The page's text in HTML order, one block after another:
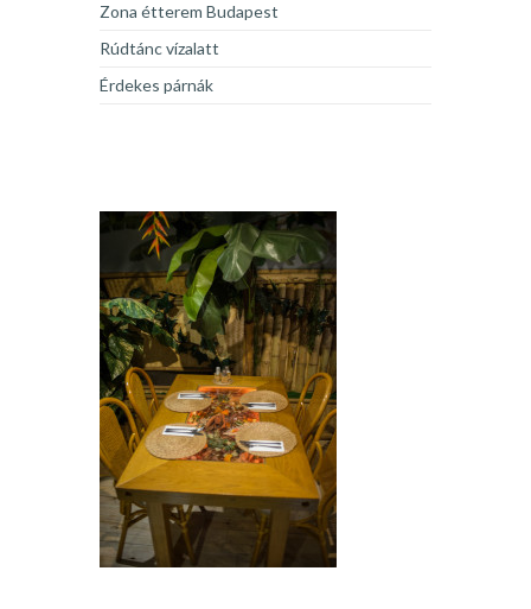
Zona étterem Budapest
Rúdtánc vízalatt
Érdekes párnák